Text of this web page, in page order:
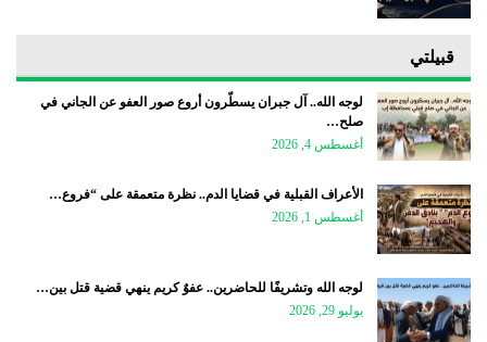
قبيلتي
لوجه الله.. آل جبران يسطّرون أروع صور العفو عن الجاني في
صلح…
أغسطس 4, 2026
الأعراف القبلية في قضايا الدم.. نظرة متعمقة على “فروع…
أغسطس 1, 2026
لوجه الله وتشريفًا للحاضرين.. عفوٌ كريم ينهي قضية قتل بين…
يوليو 29, 2026